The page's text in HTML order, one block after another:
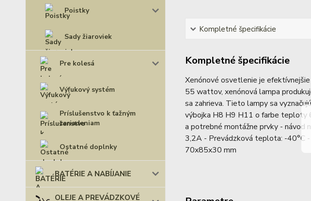
Poistky
Sady žiaroviek
Pre kolesá
Výfukový systém
Príslušenstvo k ťažným
zariadeniam
Ostatné doplnky
BATÉRIE A NABÍJANIE
OLEJE A PREVÁDZKOVÉ
Kompletné špecifikácie
Kompletné špecifikácie
Xenónové osvetlenie je
55 wattov, xenónová lampa
sa zahrieva. Tieto lampy sa
výbojka H8 H9 H11 o farbe teploty
a potrebné montážne prvky - návod
3,2A - Prevádzková teplota: -40°C
70x85x30 mm